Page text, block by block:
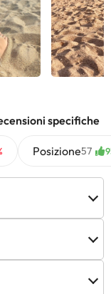
specifiche
Posizione57